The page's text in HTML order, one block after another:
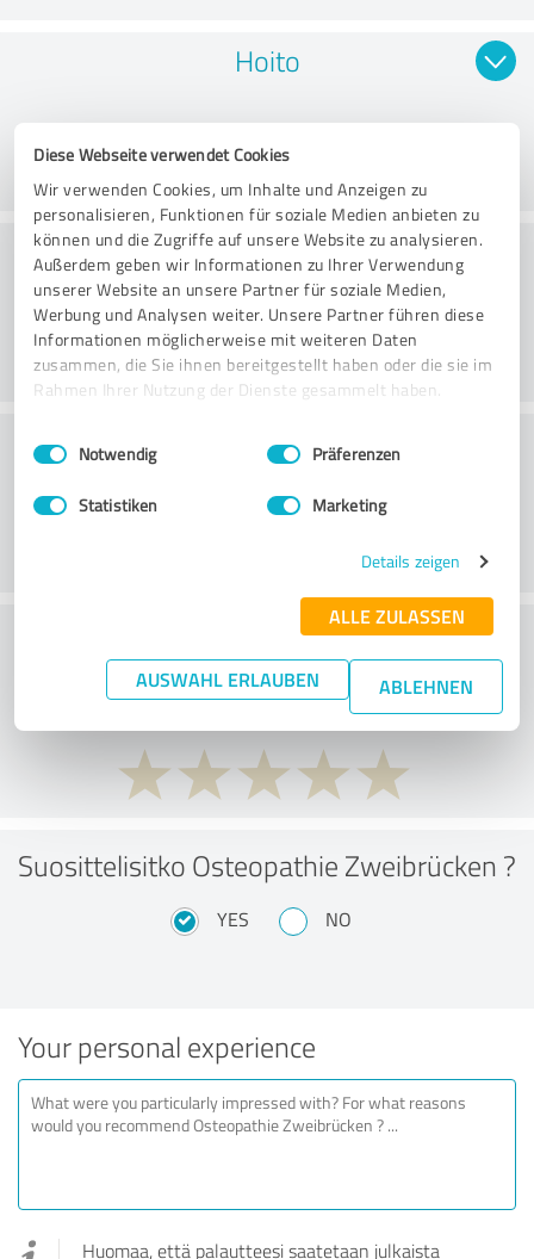
Diese Webseite verwendet Cookies
Wir verwenden Cookies, um Inhalte und Anzeigen zu
personalisieren, Funktionen für soziale Medien anbieten zu
können und die Zugriffe auf unsere Website zu analysieren.
Außerdem geben wir Informationen zu Ihrer Verwendung
unserer Website an unsere Partner für soziale Medien,
Werbung und Analysen weiter. Unsere Partner führen diese
Informationen möglicherweise mit weiteren Daten
zusammen, die Sie ihnen bereitgestellt haben oder die sie im
Rahmen Ihrer Nutzung der Dienste gesammelt haben.
Impressum Datenschutzbestimmungen
Einwilligungsauswahl
Notwendig Präferenzen
Statistiken Marketing
Details zeigen
ALLE ZULASSEN
AUSWAHL ERLAUBEN ABLEHNEN
Hoito
Harjoitus
Palvelu
What do you think of the cost to benefit
ratio?
Suosittelisitko Osteopathie Zweibrücken ?
YES NO
Your personal experience
Huomaa, että palautteesi saatetaan julkaista